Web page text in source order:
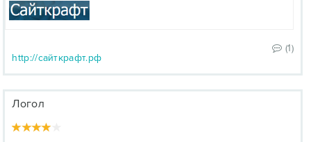
(1)
http://сайткрафт.рф
Логол